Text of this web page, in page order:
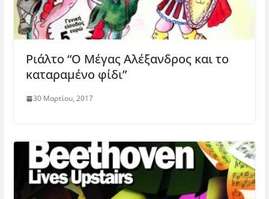
Ριάλτο “Ο Μέγας Αλέξανδρος και το
καταραμένο φίδι”
30 Μαρτίου, 2017